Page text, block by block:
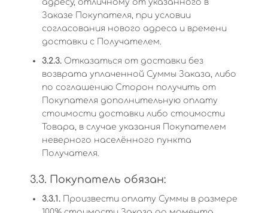
адресу, отличному от указанного в
Заказе Покупателя, при условии
согласования нового адреса и времени
доставки с Получателем.
3.2.3. Отказаться от доставки без
возврата уплаченной Суммы Заказа, либо
по соглашению Сторон получить от
Покупателя дополнительную оплату
стоимости доставки либо стоимости
Товара, в случае указания Покупателем
неверного населённого пункта
Получателя.
3.3. Покупатель обязан:
3.3.1. Произвести оплату Суммы в размере